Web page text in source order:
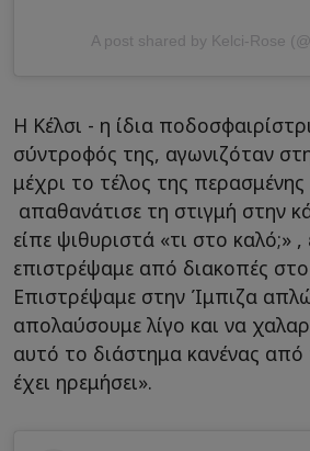
A post shared by Kelci-Rose
Η Κέλσι - η ίδια
σύντροφός της, αγωνιζόταν
μέχρι το τέλος της περασμένης
απαθανάτισε τη στιγμή στην
είπε ψιθυριστά «τι στο καλό;» ,
επιστρέψαμε από διακοπές
Επιστρέψαμε στην Ίμπιζα
απολαύσουμε λίγο και να
αυτό το διάστημα κανένας
έχει ηρεμήσει».